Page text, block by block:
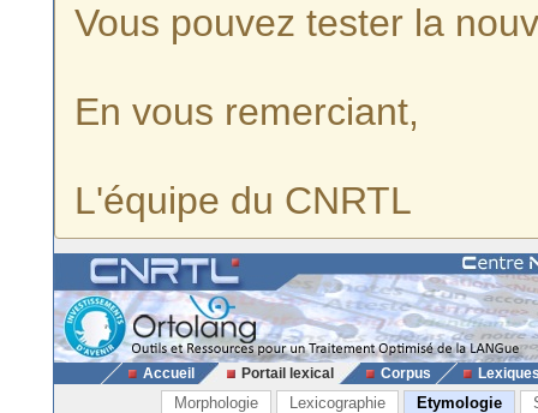
Vous pouvez tester la
En vous remerciant,
L'équipe du CNRTL
Accueil Portail lexical Corpus
Morphologie Lexicographie Etymologie